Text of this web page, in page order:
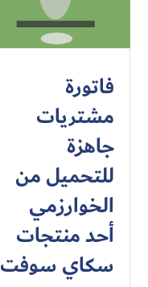
فاتورة
مشتريات
جاهزة
للتحميل من
الخوارزمي
أحد منتجات
سكاي سوفت